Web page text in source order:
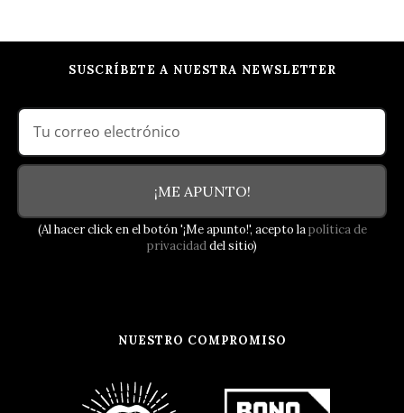
SUSCRÍBETE A NUESTRA NEWSLETTER
¡ME APUNTO!
(Al hacer click en el botón '¡Me apunto!', acepto lapolítica de
privacidaddel sitio)
NUESTRO COMPROMISO